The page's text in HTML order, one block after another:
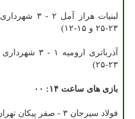
۲۳-۲۵ و ۱۵-۱۲)
۲۳-۲۵)
بازی های ساعت ۱۴: ۰۰
فولاد سیرجان ۳ - صفر پیکان تهران (۲۵-۱۹، ۲۵-۱۹ و ۲۵-۲۱)